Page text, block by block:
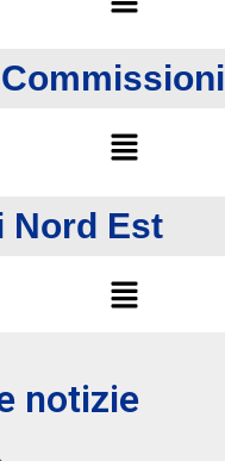
Nord Est
notizie